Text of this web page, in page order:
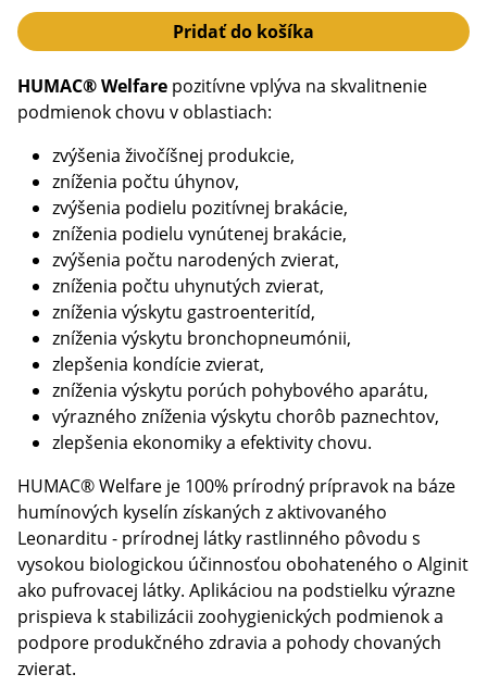
Pridať do košíka
HUMAC® Welfare pozitívne vplýva na skvalitnenie
podmienok chovu v oblastiach:
zvýšenia živočíšnej produkcie,
zníženia počtu úhynov,
zvýšenia podielu pozitívnej brakácie,
zníženia podielu vynútenej brakácie,
zvýšenia počtu narodených zvierat,
zníženia počtu uhynutých zvierat,
zníženia výskytu gastroenteritíd,
zníženia výskytu bronchopneumónii,
zlepšenia kondície zvierat,
zníženia výskytu porúch pohybového aparátu,
výrazného zníženia výskytu chorôb paznechtov,
zlepšenia ekonomiky a efektivity chovu.
HUMAC® Welfare je 100% prírodný prípravok na báze
humínových kyselín získaných z aktivovaného
Leonarditu - prírodnej látky rastlinného pôvodu s
vysokou biologickou účinnosťou obohateného o Alginit
ako pufrovacej látky. Aplikáciou na podstielku výrazne
prispieva k stabilizácii zoohygienických podmienok a
podpore produkčného zdravia a pohody chovaných
zvierat.